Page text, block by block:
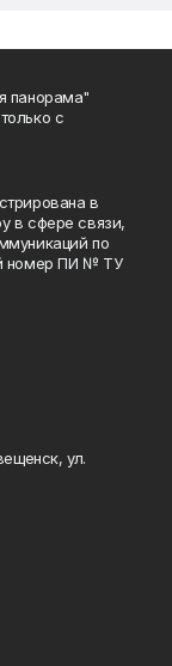
панорама"
с
в
в сфере связи,
по
номер ПИ № ТУ
ул.